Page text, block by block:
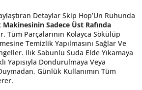
Detaylar Skip Hop’Un Ruhunda
Makinesinin Sadece Üst Rafında
Tüm Parçalarının Kolayca Sökülüp
Temizlik Yapılmasını Sağlar Ve
Ilık Sabunlu Suda Elde Yıkamaya
Yapısıyla Dondurulmaya Veya
Günlük Kullanımın Tüm